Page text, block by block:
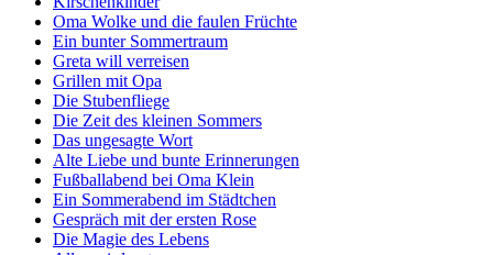
Oma Wolke und die faulen Früchte
Ein bunter Sommertraum
Greta will verreisen
Grillen mit Opa
Die Stubenfliege
Die Zeit des kleinen Sommers
Das ungesagte Wort
Alte Liebe und bunte Erinnerungen
Fußballabend bei Oma Klein
Ein Sommerabend im Städtchen
Gespräch mit der ersten Rose
Die Magie des Lebens